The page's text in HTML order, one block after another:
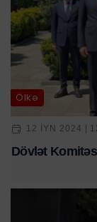
Ölkə
12 IYN 2024 |
Dövlət